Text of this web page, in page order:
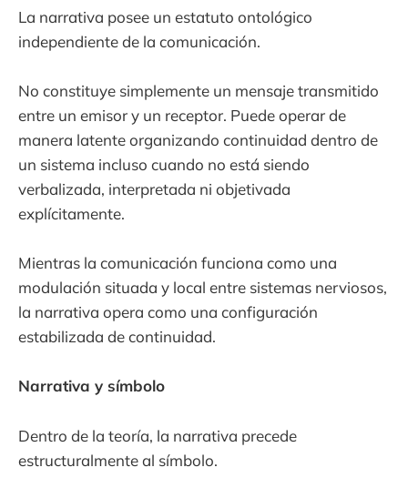
La narrativa posee un estatuto ontológico
independiente de la comunicación.
No constituye simplemente un mensaje transmitido
entre un emisor y un receptor. Puede operar de
manera latente organizando continuidad dentro de
un sistema incluso cuando no está siendo
verbalizada, interpretada ni objetivada
explícitamente.
Mientras la comunicación funciona como una
modulación situada y local entre sistemas nerviosos,
la narrativa opera como una configuración
estabilizada de continuidad.
Narrativa y símbolo
Dentro de la teoría, la narrativa precede
estructuralmente al símbolo.